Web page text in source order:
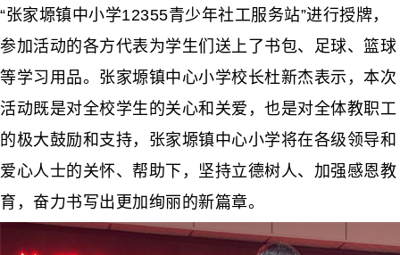
“张家塬镇中小学12355青少年社工服务站”进行授牌，
参加活动的各方代表为学生们送上了书包、足球、篮球
等学习用品。张家塬镇中心小学校长杜新杰表示，本次
活动既是对全校学生的关心和关爱，也是对全体教职工
的极大鼓励和支持，张家塬镇中心小学将在各级领导和
爱心人士的关怀、帮助下，坚持立德树人、加强感恩教
育，奋力书写出更加绚丽的新篇章。